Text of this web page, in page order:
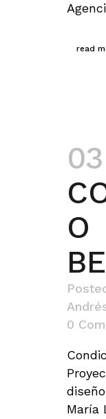
read
O
0
María